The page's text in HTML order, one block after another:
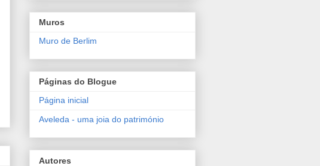
Muros
Muro de Berlim
Páginas do Blogue
Página inicial
Aveleda - uma joia do património
Autores